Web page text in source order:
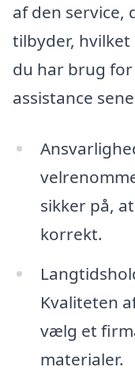
af den service,
tilbyder,
du har brug
assistance
sikker på,
korrekt.
Kvaliteten
vælg et
materialer.